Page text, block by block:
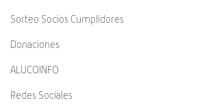
Sorteo Socios Cumplidores
Donaciones
ALUCOINFO
Redes Sociales